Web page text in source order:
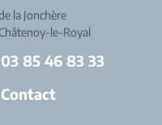
la Jonchère
le-Royal
03 85 46 83 33
Contact